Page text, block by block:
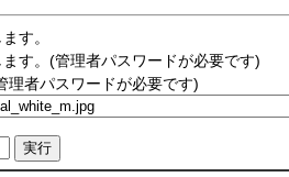
す。
す。(管理者パスワードが必要です)
理者パスワードが必要です)